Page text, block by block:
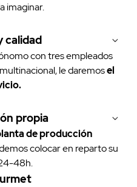
imaginar.
calidad
con tres empleados
le daremosel
propia
de producción
colocar en reparto su
48h.